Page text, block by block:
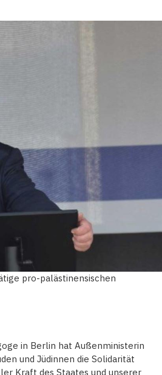
pro-palästinensischen
in Berlin hat Außenministerin
und Jüdinnen die Solidarität
Kraft des Staates und unserer